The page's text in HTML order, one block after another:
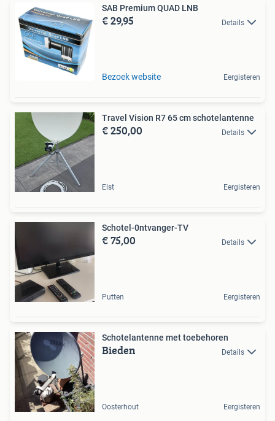
SAB Premium QUAD LNB
€ 29,95 Details
Bezoek website Eergisteren
Travel Vision R7 65 cm schotelantenne
€ 250,00 Details
Elst Eergisteren
Schotel-0ntvanger-TV
€ 75,00 Details
Putten Eergisteren
Schotelantenne met toebehoren
Bieden Details
Oosterhout Eergisteren